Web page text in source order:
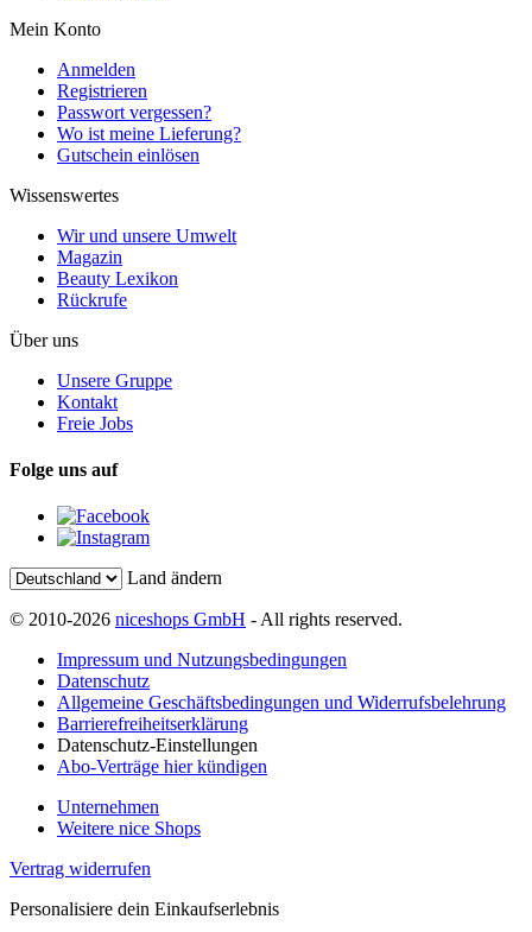
Mein Konto
Anmelden
Registrieren
Passwort vergessen?
Wo ist meine Lieferung?
Gutschein einlösen
Wissenswertes
Wir und unsere Umwelt
Magazin
Beauty Lexikon
Rückrufe
Über uns
Unsere Gruppe
Kontakt
Freie Jobs
Folge uns auf
Land ändern
© 2010-2026 niceshops GmbH - All rights reserved.
Impressum und Nutzungsbedingungen
Datenschutz
Allgemeine Geschäftsbedingungen und Widerrufsbelehrung
Barrierefreiheitserklärung
Datenschutz-Einstellungen
Abo-Verträge hier kündigen
Unternehmen
Weitere nice Shops
Vertrag widerrufen
Personalisiere dein Einkaufserlebnis